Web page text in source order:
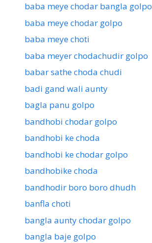
baba meye chodar bangla golpo
baba meye chodar golpo
baba meye choti
baba meyer chodachudir golpo
babar sathe choda chudi
badi gand wali aunty
bagla panu golpo
bandhobi chodar golpo
bandhobi ke choda
bandhobi ke chodar golpo
bandhobike choda
bandhodir boro boro dhudh
banfla choti
bangla aunty chodar golpo
bangla baje golpo